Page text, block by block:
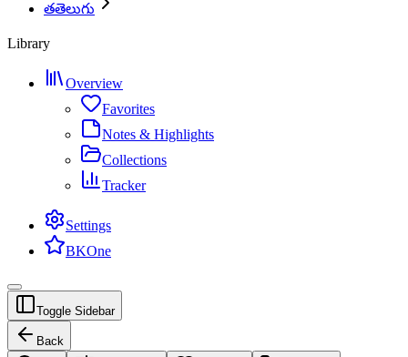
తతెలుగు
Library
Overview
Favorites
Notes & Highlights
Collections
Tracker
Settings
BKOne
Toggle Sidebar
Back